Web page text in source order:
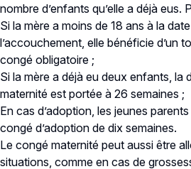
nombre d’enfants qu’elle a déjà eus.
Si la mère a moins de 18 ans à la
l’accouchement, elle bénéficie d’un
congé obligatoire ;
Si la mère a déjà eu deux enfants, la
maternité est portée à 26 semaines ;
En cas d’adoption, les jeunes
congé d’adoption de dix semaines.
Le congé maternité peut aussi être
situations, comme en cas de